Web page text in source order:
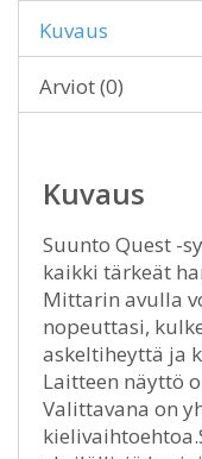
Kuvaus
Arviot (0)
Kuvaus
Suunto Quest -
kaikki tärkeät
Mittarin avulla
nopeuttasi,
askeltiheyttä ja
Laitteen näyttö
Valittavana on